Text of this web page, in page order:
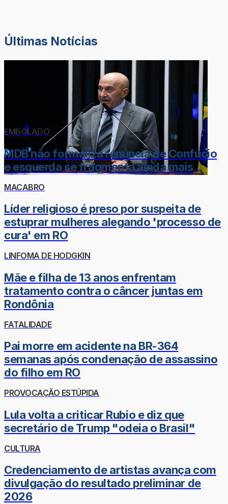
Últimas Notícias
EMBOLADO
MDB não formaliza renúncia de Confúcio
e esquerda se fragmenta ainda mais
MACABRO
Líder religioso é preso por suspeita de
estuprar mulheres alegando 'processo de
cura' em RO
LINFOMA DE HODGKIN
Mãe e filha de 13 anos enfrentam
tratamento contra o câncer juntas em
Rondônia
FATALIDADE
Pai morre em acidente na BR-364
semanas após condenação de assassino
do filho em RO
PROVOCAÇÃO ESTÚPIDA
Lula volta a criticar Rubio e diz que
secretário de Trump "odeia o Brasil"
CULTURA
Credenciamento de artistas avança com
divulgação do resultado preliminar de
2026